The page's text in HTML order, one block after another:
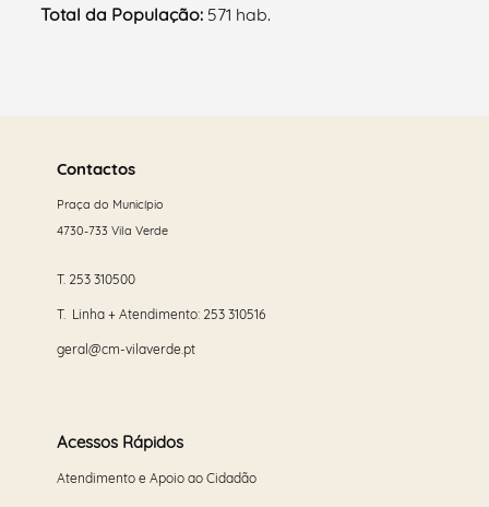
Total da População: 571 hab.
maisContactos
Praça do Município
4730-733 Vila Verde
T. 253 310500
T. Linha + Atendimento: 253 310516
geral@cm-vilaverde.pt
Acessos Rápidos
Atendimento e Apoio ao Cidadão